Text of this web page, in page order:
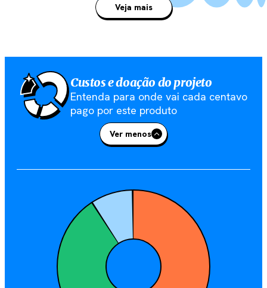
Veja mais
Custos e doação do projeto
Entenda para onde vai cada centavo
pago por este produto
Ver menos